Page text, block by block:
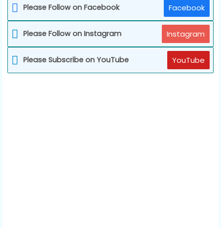
Please Follow on Facebook Facebook
Please Follow on Instagram Instagram
Please Subscribe on YouTube YouTube